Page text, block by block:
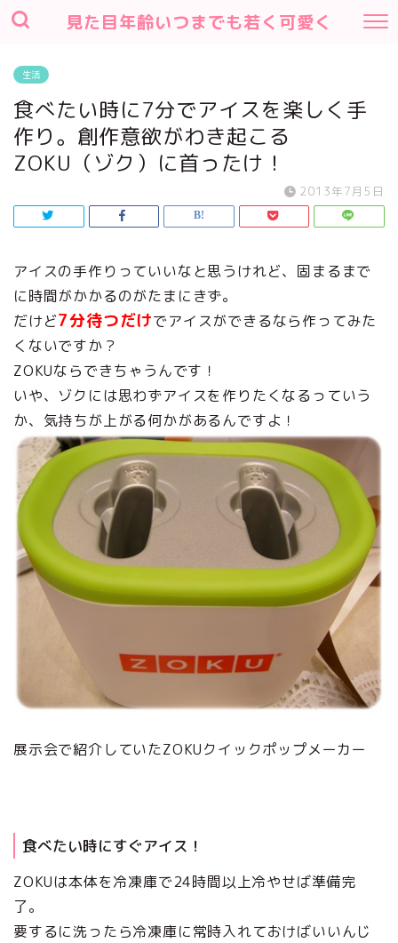
見た目年齢いつまでも若く可愛く
生活
食べたい時に7分でアイスを楽しく手
作り。創作意欲がわき起こる
ZOKU（ゾク）に首ったけ！
2013年7月5日
アイスの手作りっていいなと思うけれど、固まるまで
に時間がかかるのがたまにきず。
だけど7分待つだけでアイスができるなら作ってみた
くないですか？
ZOKUならできちゃうんです！
いや、ゾクには思わずアイスを作りたくなるっていう
か、気持ちが上がる何かがあるんですよ！
展示会で紹介していたZOKUクイックポップメーカー
食べたい時にすぐアイス！
ZOKUは本体を冷凍庫で24時間以上冷やせば準備完
了。
要するに洗ったら冷凍庫に常時入れておけばいいんじ